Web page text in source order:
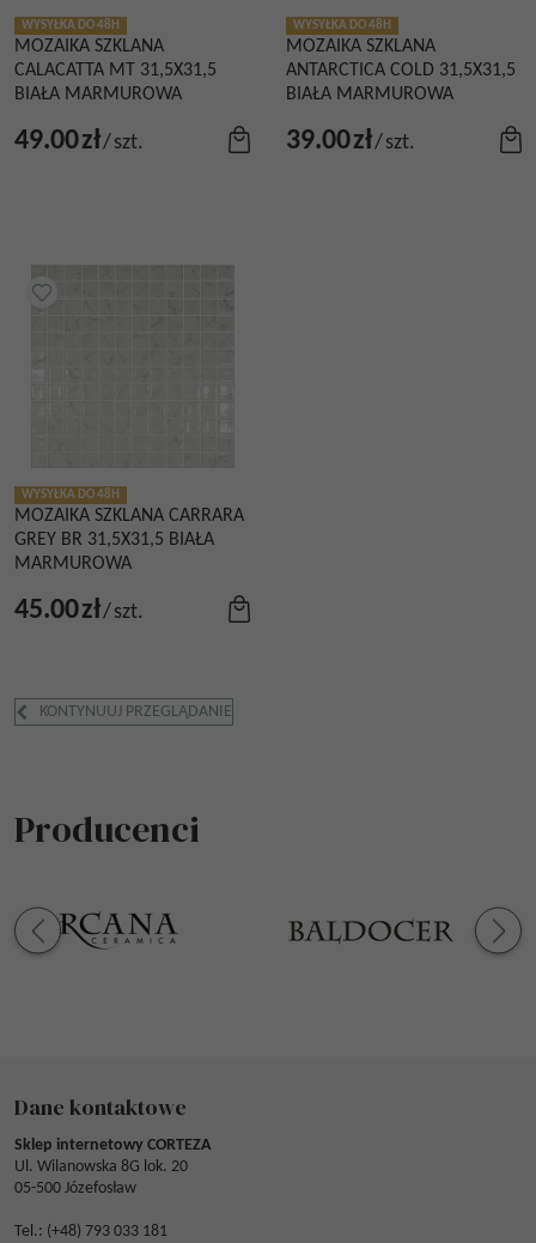
WYSYŁKA DO 48H
MOZAIKA SZKLANA
CALACATTA MT 31,5X31,5
BIAŁA MARMUROWA
49.00zł/szt.
WYSYŁKA DO 48H
MOZAIKA SZKLANA
ANTARCTICA COLD 31,5X31,5
BIAŁA MARMUROWA
39.00zł/szt.
WYSYŁKA DO 48H
MOZAIKA SZKLANA CARRARA
GREY BR 31,5X31,5 BIAŁA
MARMUROWA
45.00zł/szt.
KONTYNUUJ PRZEGLĄDANIE
Producenci
Dane kontaktowe
Sklep internetowy CORTEZA
Ul. Wilanowska 8G lok. 20
05-500 Józefosław
Tel.: (+48) 793 033 181